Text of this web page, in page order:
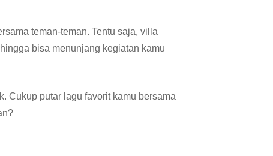
teman-teman. Tentu saja, villa
bisa menunjang kegiatan kamu
Cukup putar lagu favorit kamu bersama